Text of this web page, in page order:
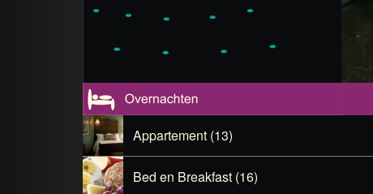
Appartement (13)
Bed en Breakfast (16)